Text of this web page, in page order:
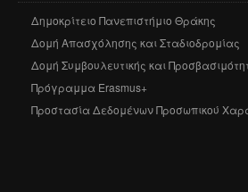
Δημοκρίτειο Πανεπιστήμιο Θράκης
Δομή Απασχόλησης και Σταδιοδρομίας
Δομή Συμβουλευτικής και
Πρόγραμμα Erasmus+
Προστασία Δεδομένων Προσωπικού